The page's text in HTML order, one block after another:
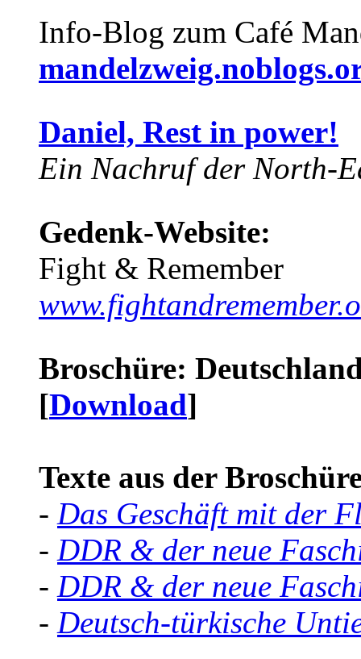
Info-Blog zum Café
Daniel, Rest in power!
Ein Nachruf der North-
Gedenk-Website:
Fight & Remember
Broschüre:
[Download]
Texte aus der
- Das Geschäft mit der
- DDR & der neue
- DDR & der neue
- Deutsch-türkische